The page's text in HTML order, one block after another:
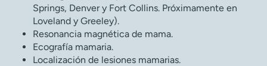
Springs, Denver y Fort Collins. Próximamente en
Loveland y Greeley).
Resonancia magnética de mama.
Ecografía mamaria.
Localización de lesiones mamarias.